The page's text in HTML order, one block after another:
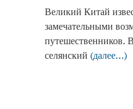
Великий Китай
замечательными
путешественников.
селянский (далее…)